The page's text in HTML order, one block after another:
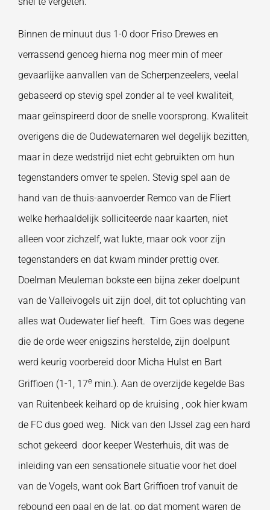
Binnen de minuut dus 1-0 door Friso Drewes en
verrassend genoeg hierna nog meer min of meer
gevaarlijke aanvallen van de Scherpenzeelers, veelal
gebaseerd op stevig spel zonder al te veel kwaliteit,
maar geïnspireerd door de snelle voorsprong. Kwaliteit
overigens die de Oudewaternaren wel degelijk bezitten,
maar in deze wedstrijd niet echt gebruikten om hun
tegenstanders omver te spelen. Stevig spel aan de
hand van de thuis-aanvoerder Remco van de Fliert
welke herhaaldelijk solliciteerde naar kaarten, niet
alleen voor zichzelf, wat lukte, maar ook voor zijn
tegenstanders en dat kwam minder prettig over.
Doelman Meuleman bokste een bijna zeker doelpunt
van de Valleivogels uit zijn doel, dit tot opluchting van
alles wat Oudewater lief heeft. Tim Goes was degene
die de orde weer enigszins herstelde, zijn doelpunt
werd keurig voorbereid door Micha Hulst en Bart
Griffioen (1-1, 17e min.). Aan de overzijde kegelde Bas
van Ruitenbeek keihard op de kruising , ook hier kwam
de FC dus goed weg. Nick van den IJssel zag een hard
schot gekeerd door keeper Westerhuis, dit was de
inleiding van een sensationele situatie voor het doel
van de Vogels, want ook Bart Griffioen trof vanuit de
rebound een paal en de lat, op dat moment waren de